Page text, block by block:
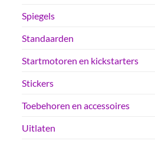
Spiegels
Standaarden
Startmotoren en kickstarters
Stickers
Toebehoren en accessoires
Uitlaten